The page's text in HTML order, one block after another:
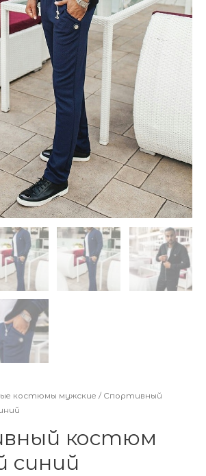
костюмы мужские / Спортивный
костюм
синий